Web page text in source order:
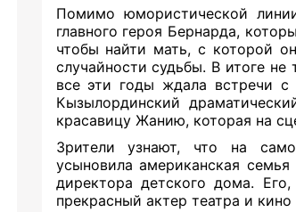
Помимо юмористической
главного героя Бернарда,
чтобы найти мать, с которой
случайности судьбы. В итоге
все эти годы ждала встречи
Кызылординский
красавицу Жанию, которая на
Зрители узнают, что на
усыновила американская семья
директора детского дома.
прекрасный актер театра и кино